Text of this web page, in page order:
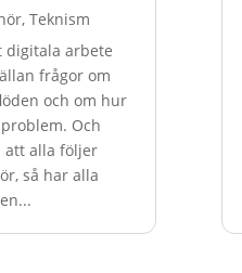
, Teknism
digitala arbete
frågor om
och om hur
Och
att alla följer
så har alla